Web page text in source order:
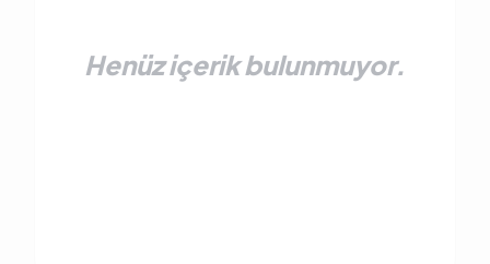
Henüz içerik bulunmuyor.